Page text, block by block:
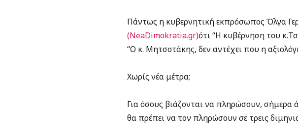
Πάντως η κυβερνητική εκπρόσωπος Όλγα
(NeaDimokratia.gr)ότι “Η κυβέρνηση του
“Ο κ. Μητσοτάκης, δεν αντέχει που η
Χωρίς νέα μέτρα;
Για όσους βιάζονται να πληρώσουν, σήμερα
θα πρέπει να τον πληρώσουν σε τρεις